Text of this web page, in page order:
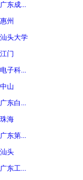
广东成...
惠州
汕头大学
江门
电子科...
中山
广东白...
珠海
广东第...
汕头
广东工...